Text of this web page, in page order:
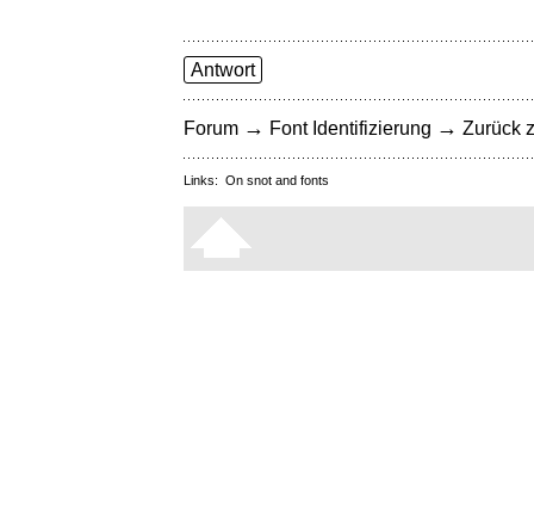
Antwort
Forum → Font Identifizierung → Zurück
Links: On snot and fonts